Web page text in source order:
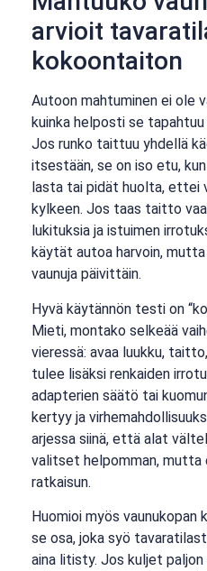
arvioit
kokoontaiton
Autoon mahtuminen ei ole
kuinka helposti se tapahtuu
Jos runko taittuu yhdellä
itsestään, se on iso etu,
lasta tai pidät huolta, ettei
kylkeen. Jos taas taitto
lukituksia ja istuimen
käytät autoa harvoin,
vaunuja päivittäin.
Hyvä käytännön testi on
Mieti, montako selkeää
vieressä: avaa luukku,
tulee lisäksi renkaiden
adapterien säätö tai
kertyy ja
arjessa siinä, että alat
valitset helpomman, mutta
ratkaisun.
Huomioi myös vaunukopan
se osa, joka syö
aina litisty. Jos kuljet